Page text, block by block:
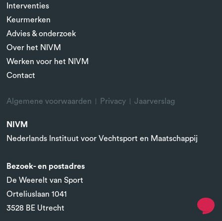
Interventies
Keurmerken
Advies & onderzoek
Over het NIVM
Werken voor het NIVM
Contact
Algemene voorwaarden Privacy Jaarverslag
NIVM
Nederlands Instituut voor Vechtsport en Maatschappij
Bezoek- en postadres
De Weerelt van Sport
Orteliuslaan 1041
3528 BE Utrecht